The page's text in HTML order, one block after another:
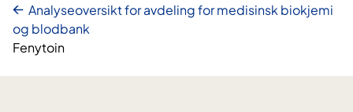
Analyseoversikt for avdeling for medisinsk biokjemi
og blodbank
Fenytoin